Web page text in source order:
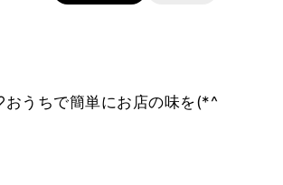
うちで簡単にお店の味を(*^